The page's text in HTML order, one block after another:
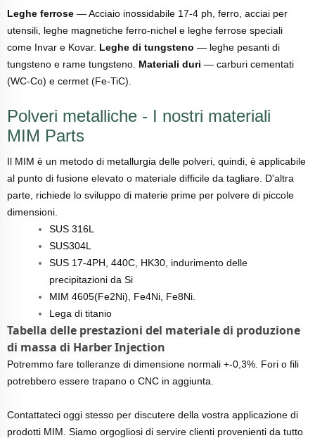
Leghe ferrose — Acciaio inossidabile 17-4 ph, ferro, acciai per
utensili, leghe magnetiche ferro-nichel e leghe ferrose speciali
come Invar e Kovar. Leghe di tungsteno — leghe pesanti di
tungsteno e rame tungsteno. Materiali duri — carburi cementati
(WC-Co) e cermet (Fe-TiC).
Polveri metalliche - I nostri materiali
MIM Parts
Il MIM è un metodo di metallurgia delle polveri, quindi, è applicabile
al punto di fusione elevato o materiale difficile da tagliare. D'altra
parte, richiede lo sviluppo di materie prime per polvere di piccole
dimensioni.
SUS 316L
SUS304L
SUS 17-4PH, 440C, HK30, indurimento delle
precipitazioni da Si
MIM 4605(Fe2Ni), Fe4Ni, Fe8Ni.
Lega di titanio
Tabella delle prestazioni del materiale di produzione
di massa di Harber Injection
Potremmo fare tolleranze di dimensione normali +-0,3%. Fori o fili
potrebbero essere trapano o CNC in aggiunta.
Contattateci oggi stesso per discutere della vostra applicazione di
prodotti MIM. Siamo orgogliosi di servire clienti provenienti da tutto